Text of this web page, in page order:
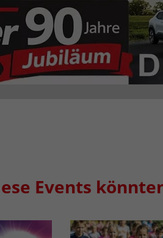
Events